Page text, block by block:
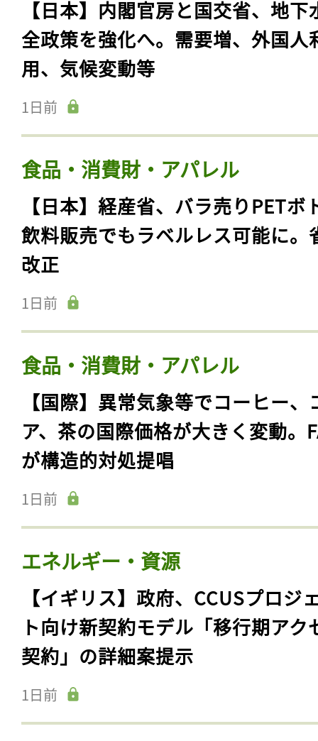
【日本】内閣官房と国交省、地下
全政策を強化へ。需要増、外国人
用、気候変動等
1日前
食品・消費財・アパレル
【日本】経産省、バラ売りPETボ
飲料販売でもラベルレス可能に。
改正
1日前
食品・消費財・アパレル
【国際】異常気象等でコーヒー、
ア、茶の国際価格が大きく変動。
が構造的対処提唱
1日前
エネルギー・資源
【イギリス】政府、CCUSプロジ
ト向け新契約モデル「移行期アク
契約」の詳細案提示
1日前